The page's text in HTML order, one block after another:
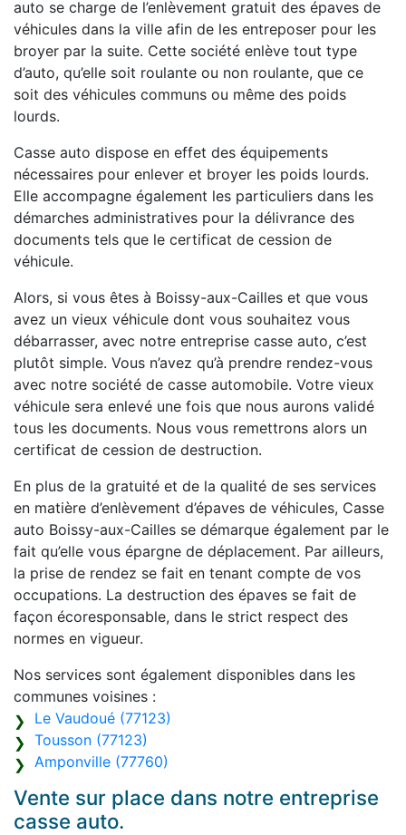
auto se charge de l’enlèvement gratuit des épaves de
véhicules dans la ville afin de les entreposer pour les
broyer par la suite. Cette société enlève tout type
d’auto, qu’elle soit roulante ou non roulante, que ce
soit des véhicules communs ou même des poids
lourds.
Casse auto dispose en effet des équipements
nécessaires pour enlever et broyer les poids lourds.
Elle accompagne également les particuliers dans les
démarches administratives pour la délivrance des
documents tels que le certificat de cession de
véhicule.
Alors, si vous êtes à Boissy-aux-Cailles et que vous
avez un vieux véhicule dont vous souhaitez vous
débarrasser, avec notre entreprise casse auto, c’est
plutôt simple. Vous n’avez qu’à prendre rendez-vous
avec notre société de casse automobile. Votre vieux
véhicule sera enlevé une fois que nous aurons validé
tous les documents. Nous vous remettrons alors un
certificat de cession de destruction.
En plus de la gratuité et de la qualité de ses services
en matière d’enlèvement d’épaves de véhicules, Casse
auto Boissy-aux-Cailles se démarque également par le
fait qu’elle vous épargne de déplacement. Par ailleurs,
la prise de rendez se fait en tenant compte de vos
occupations. La destruction des épaves se fait de
façon écoresponsable, dans le strict respect des
normes en vigueur.
Nos services sont également disponibles dans les
communes voisines :
Le Vaudoué (77123)
Tousson (77123)
Amponville (77760)
Vente sur place dans notre entreprise
casse auto.